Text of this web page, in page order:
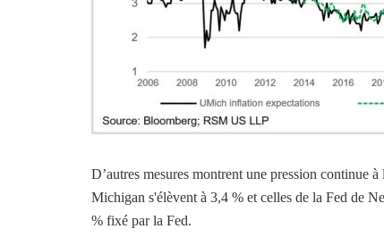
D’autres mesures montrent une pression continue
Michigan s'élèvent à 3,4 % et celles de la Fed de
% fixé par la Fed.